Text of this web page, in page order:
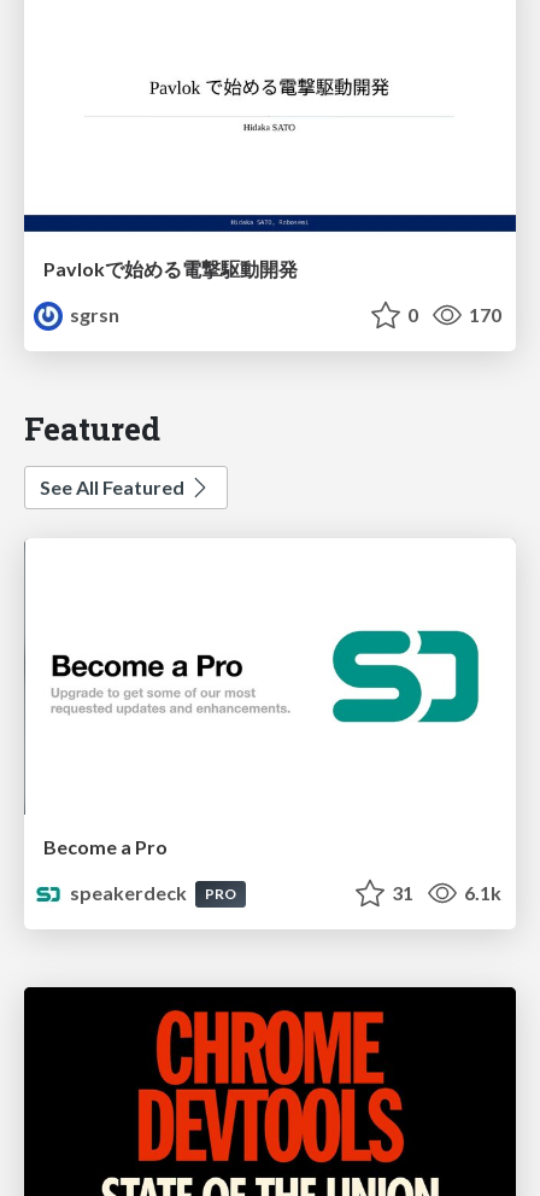
Pavlokで始める電撃駆動開発
sgrsn
0 170
Featured
See All Featured
Become a Pro
speakerdeck
PRO 31 6.1k